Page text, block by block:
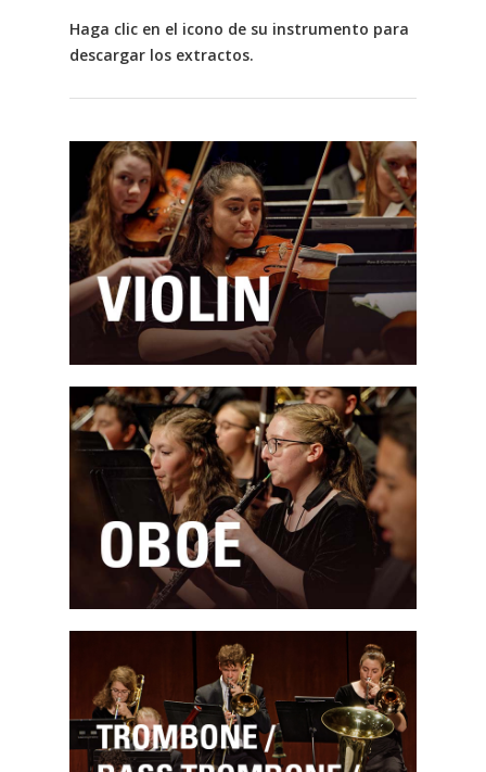
Haga clic en el icono de su instrumento para
descargar los extractos.